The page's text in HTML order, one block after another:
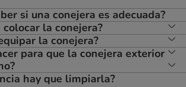
si una conejera es adecuada?
la conejera?
la conejera?
para que la conejera exterior
hay que limpiarla?